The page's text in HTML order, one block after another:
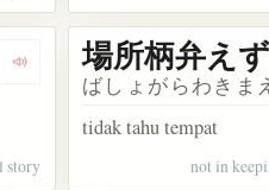
Dengarkan kosakata 手柄話
story
場所柄弁えず
ばしょがらわきま
tidak tahu tempat
not in